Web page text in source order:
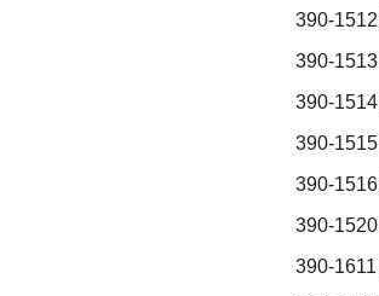
390-1512
390-1513
390-1514
390-1515
390-1516
390-1520
390-1611